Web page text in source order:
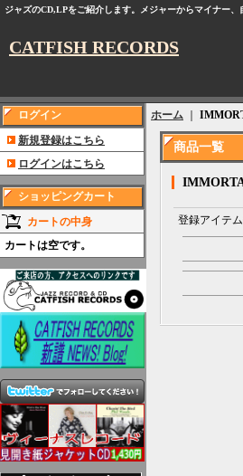
ジャズのCD,LPをご紹介します。メジャーからマイナー
CATFISH RECORDS
ログイン
新規登録はこちら
ログインはこちら
ショッピングカート
カートの中身
カートは空です。
ホーム
商品一覧
登録アイテ